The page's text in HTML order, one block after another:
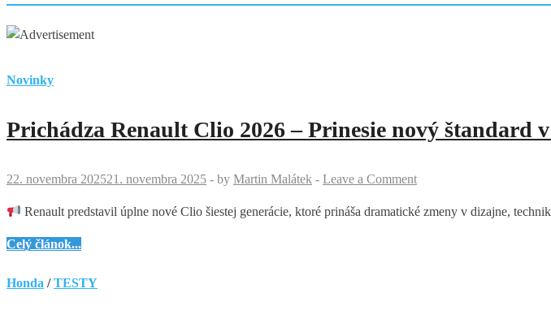
Novinky
Prichádza Renault Clio 2026 – Prinesie nový štandard
22. novembra 202521. novembra 2025 - by Martin Malátek - Leave a Comment
Renault predstavil úplne nové Clio šiestej generácie, ktoré prináša dramatické zmeny v dizajne,
Prichádza
Clio
Celý článok...
Honda /TESTY